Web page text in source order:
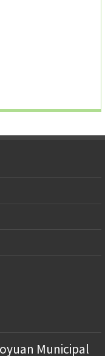
Municipal